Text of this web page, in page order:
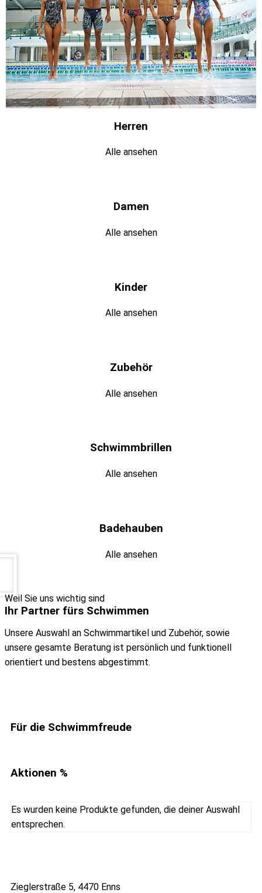
Herren
Alle ansehen
Damen
Alle ansehen
Kinder
Alle ansehen
Zubehör
Alle ansehen
Schwimmbrillen
Alle ansehen
Badehauben
Alle ansehen
Weil Sie uns wichtig sind
Ihr Partner fürs Schwimmen
Unsere Auswahl an Schwimmartikel und Zubehör, sowie
unsere gesamte Beratung ist persönlich und funktionell
orientiert und bestens abgestimmt.
Für die Schwimmfreude
Aktionen %
Es wurden keine Produkte gefunden, die deiner Auswahl
entsprechen.
Zieglerstraße 5, 4470 Enns